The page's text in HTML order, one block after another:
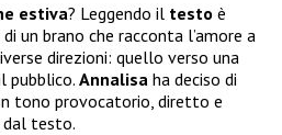
estiva? Leggendo il testo è
un brano che racconta l’amore a
direzioni: quello verso una
pubblico. Annalisa ha deciso di
tono provocatorio, diretto e
dal testo.